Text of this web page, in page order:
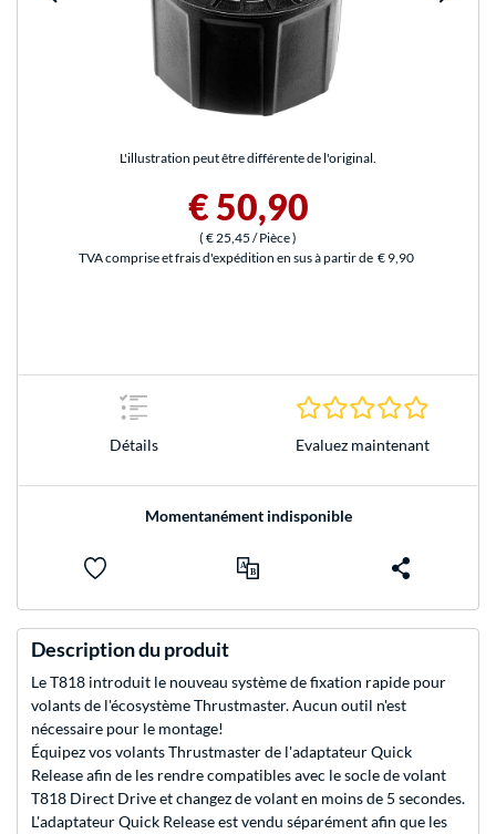
L'illustration peut être différente de l'original.
€ 50,90
( € 25,45 / Pièce)
TVA comprise et frais d'expédition en sus à partir de € 9,90
Détails Evaluez maintenant
Momentanément indisponible
Description du produit
Le T818 introduit le nouveau système de fixation rapide pour
volants de l'écosystème Thrustmaster. Aucun outil n'est
nécessaire pour le montage!
Équipez vos volants Thrustmaster de l'adaptateur Quick
Release afin de les rendre compatibles avec le socle de volant
T818 Direct Drive et changez de volant en moins de 5 secondes.
L'adaptateur Quick Release est vendu séparément afin que les